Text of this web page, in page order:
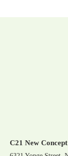
C21 New Concept